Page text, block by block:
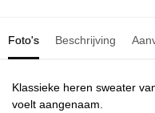
Foto's Beschrijving
Klassieke heren sweater
voelt aangenaam.